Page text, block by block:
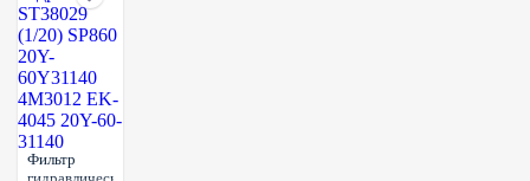
Фильтр